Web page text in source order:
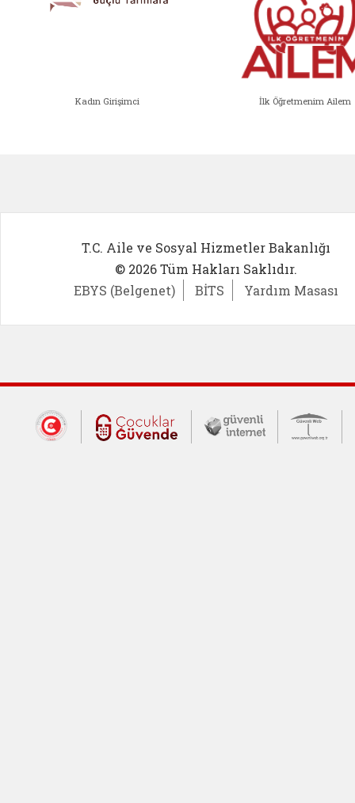
Kadın Girişimci İlk Öğretmenim Ailem
T.C. Aile ve Sosyal Hizmetler Bakanlığı
© 2026 Tüm Hakları Saklıdır.
EBYS (Belgenet)
BİTS Yardım Masası
Dış Bağlantılar
Cumhurbaşkanlığı İletişim Merkezi
Çocuklar Güvende (yeni
Güvenli